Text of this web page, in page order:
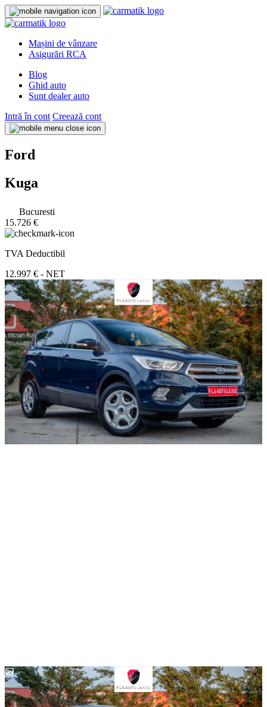
Mașini de vânzare
Asigurări RCA
Blog
Ghid auto
Sunt dealer auto
Intră în cont Creează cont
Ford
Kuga
Bucuresti
15.726 €
TVA Deductibil
12.997 € - NET